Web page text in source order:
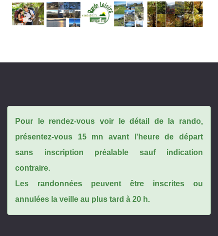
Pour le rendez-vous voir le détail de la rando,
présentez-vous 15 mn avant l'heure de départ
sans inscription préalable sauf indication
contraire.
Les randonnées peuvent être inscrites ou
annulées la veille au plus tard à 20 h.